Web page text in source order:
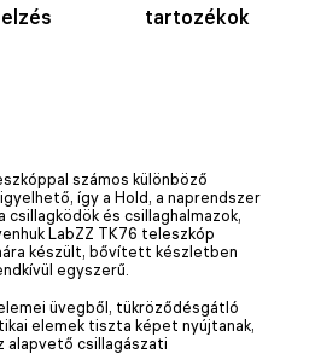
tartozékok
számos különböző
így a Hold, a naprendszer
csillagködök és csillaghalmazok,
LabZZ TK76 teleszkóp
készült, bővített készletben
egyszerű.
üvegből, tükröződésgátló
elemek tiszta képet nyújtanak,
alapvető csillagászati